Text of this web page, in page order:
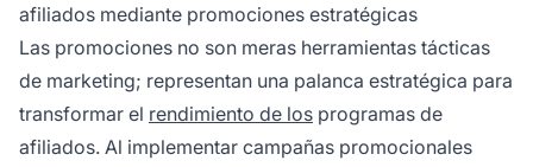
afiliados mediante promociones estratégicas
Las promociones no son meras herramientas tácticas
de marketing; representan una palanca estratégica para
transformar el rendimiento de los programas de
afiliados. Al implementar campañas promocionales